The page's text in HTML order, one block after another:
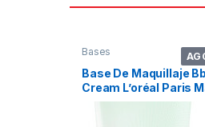
Bases
Base De Maquillaje Bb
Cream L’oréal Paris
Anti-redness – 30ml